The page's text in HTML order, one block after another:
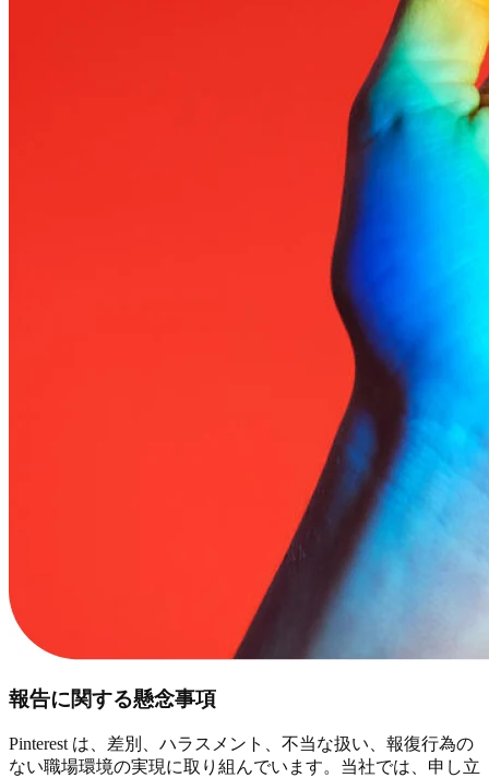
報告に関する懸念事項
Pinterest は、差別、ハラスメント、不当な扱い、報復行為の
ない職場環境の実現に取り組んでいます。当社では、申し立